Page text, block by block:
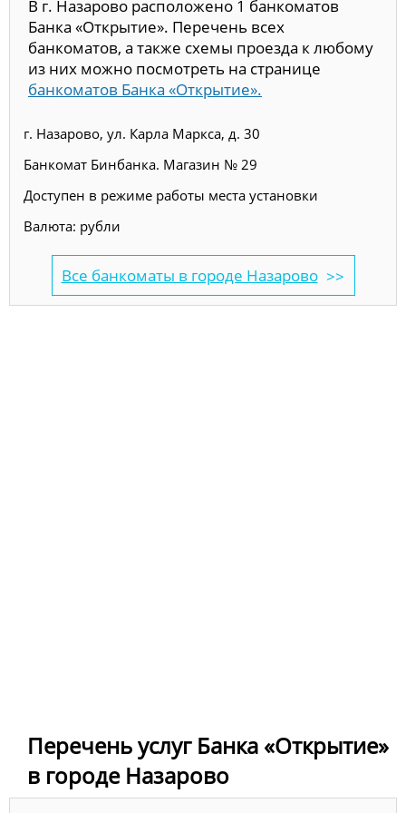
В г. Назарово расположено 1 банкоматов
Банка «Открытие». Перечень всех
банкоматов, а также схемы проезда к любому
из них можно посмотреть на странице
банкоматов Банка «Открытие».
г. Назарово, ул. Карла Маркса, д. 30
Банкомат Бинбанка. Магазин № 29
Доступен в режиме работы места установки
Валюта: рубли
Все банкоматы в городе Назарово
Перечень услуг Банка «Открытие»
в городе Назарово